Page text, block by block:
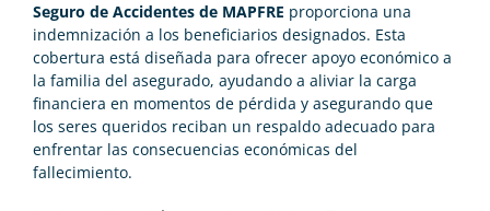
Seguro de Accidentes de MAPFRE proporciona una
indemnización a los beneficiarios designados. Esta
cobertura está diseñada para ofrecer apoyo económico a
la familia del asegurado, ayudando a aliviar la carga
financiera en momentos de pérdida y asegurando que
los seres queridos reciban un respaldo adecuado para
enfrentar las consecuencias económicas del
fallecimiento.